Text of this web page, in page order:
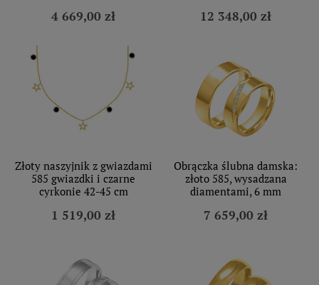
4 669,00 zł 12 348,00 zł
Złoty naszyjnik z gwiazdami
585 gwiazdki i czarne
cyrkonie 42-45 cm
1 519,00 zł
Obrączka ślubna damska:
złoto 585, wysadzana
diamentami, 6 mm
7 659,00 zł